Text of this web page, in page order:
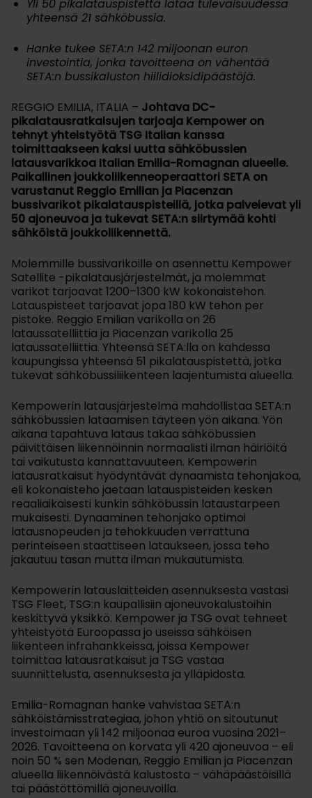
Yli 50 pikalatauspistettä lataa tulevaisuudessa
yhteensä 21 sähköbussia.
Hanke tukee SETA:n 142 miljoonan euron
investointia, jonka tavoitteena on vähentää
SETA:n bussikaluston hiilidioksidipäästöjä.
REGGIO EMILIA, ITALIA – Johtava DC-
pikalatausratkaisujen tarjoaja Kempower on
tehnyt yhteistyötä TSG Italian kanssa
toimittaakseen kaksi uutta sähköbussien
latausvarikkoa Italian Emilia-Romagnan alueelle.
Paikallinen joukkoliikenneoperaattori SETA on
varustanut Reggio Emilian ja Piacenzan
bussivarikot pikalatauspisteillä, jotka palvelevat yli
50 ajoneuvoa ja tukevat SETA:n siirtymää kohti
sähköistä joukkoliikennettä.
Molemmille bussivarikoille on asennettu Kempower
Satellite -pikalatausjärjestelmät, ja molemmat
varikot tarjoavat 1200–1300 kW kokonaistehon.
Latauspisteet tarjoavat jopa 180 kW tehon per
pistoke. Reggio Emilian varikolla on 26
lataussatelliittia ja Piacenzan varikolla 25
lataussatelliittia. Yhteensä SETA:lla on kahdessa
kaupungissa yhteensä 51 pikalatauspistettä, jotka
tukevat sähköbussiliikenteen laajentumista alueella.
Kempowerin latausjärjestelmä mahdollistaa SETA:n
sähköbussien lataamisen täyteen yön aikana. Yön
aikana tapahtuva lataus takaa sähköbussien
päivittäisen liikennöinnin normaalisti ilman häiriöitä
tai vaikutusta kannattavuuteen. Kempowerin
latausratkaisut hyödyntävät dynaamista tehonjakoa,
eli kokonaisteho jaetaan latauspisteiden kesken
reaaliaikaisesti kunkin sähköbussin lataustarpeen
mukaisesti. Dynaaminen tehonjako optimoi
latausnopeuden ja tehokkuuden verrattuna
perinteiseen staattiseen lataukseen, jossa teho
jakautuu tasan mutta ilman mukautumista.
Kempowerin latauslaitteiden asennuksesta vastasi
TSG Fleet, TSG:n kaupallisiin ajoneuvokalustoihin
keskittyvä yksikkö. Kempower ja TSG ovat tehneet
yhteistyötä Euroopassa jo useissa sähköisen
liikenteen infrahankkeissa, joissa Kempower
toimittaa latausratkaisut ja TSG vastaa
suunnittelusta, asennuksesta ja ylläpidosta.
Emilia-Romagnan hanke vahvistaa SETA:n
sähköistämisstrategiaa, johon yhtiö on sitoutunut
investoimaan yli 142 miljoonaa euroa vuosina 2021–
2026. Tavoitteena on korvata yli 420 ajoneuvoa – eli
noin 50 % sen Modenan, Reggio Emilian ja Piacenzan
alueella liikennöivästä kalustosta – vähäpäästöisillä
tai päästöttömillä ajoneuvoilla.